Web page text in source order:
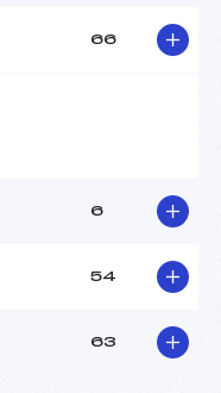
66
6
54
63